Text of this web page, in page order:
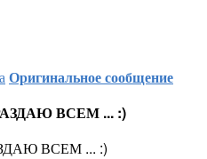
Оригинальное сообщение
ВСЕМ ... :)
ВСЕМ ... :)